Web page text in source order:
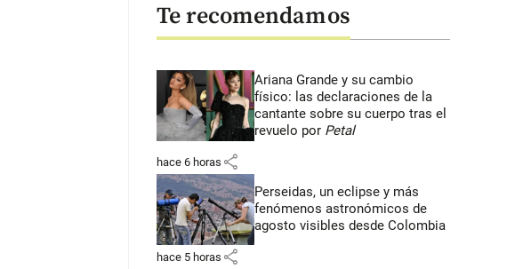
Te recomendamos
Ariana Grande y su cambio
físico: las declaraciones de la
cantante sobre su cuerpo tras el
revuelo por Petal
hace 6 horas share
Perseidas, un eclipse y más
fenómenos astronómicos de
agosto visibles desde Colombia
hace 5 horas share